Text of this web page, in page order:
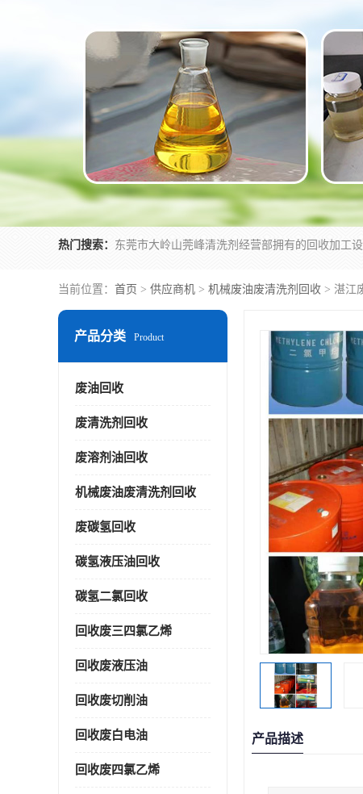
热门搜索：
当前位置： 首页 > 供应商机 > 机械废油废清洗剂回收 > 湛江
产品分类 Product
废油回收
废清洗剂回收
废溶剂油回收
机械废油废清洗剂回收
废碳氢回收
碳氢液压油回收
碳氢二氯回收
回收废三四氯乙烯
回收废液压油
回收废切削油
回收废白电油
回收废四氯乙烯
产品描述